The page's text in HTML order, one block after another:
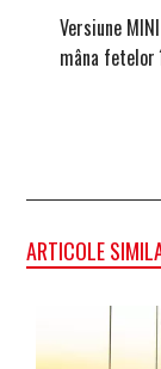
Versiune
mâna
ARTICOLE